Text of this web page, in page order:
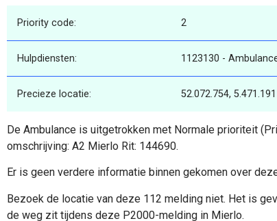
Priority code: 2
Hulpdiensten: 1123130 -
Precieze locatie: 52.072.754, 5.471.191
De Ambulance is uitgetrokken met Normale prioriteit
omschrijving: A2 Mierlo Rit: 144690.
Er is geen verdere informatie binnen gekomen over
Bezoek de locatie van deze 112 melding niet. Het is
de weg zit tijdens deze P2000-melding in Mierlo.